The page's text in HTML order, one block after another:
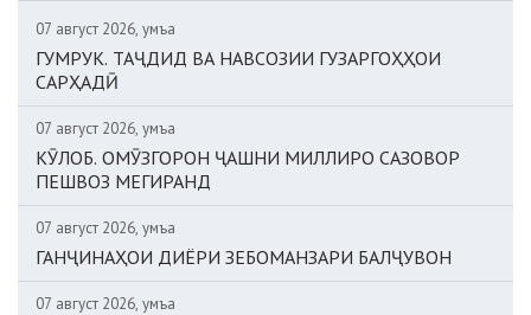
07 август 2026, Ҷумъа
ГУМРУК. ТАҶДИД ВА НАВСОЗИИ ГУЗАРГОҲҲОИ
САРҲАДӢ
07 август 2026, Ҷумъа
КӮЛОБ. ОМӮЗГОРОН ҶАШНИ МИЛЛИРО САЗОВОР
ПЕШВОЗ МЕГИРАНД
07 август 2026, Ҷумъа
ГАНҶИНАҲОИ ДИЁРИ ЗЕБОМАНЗАРИ БАЛҶУВОН
07 август 2026, Ҷумъа